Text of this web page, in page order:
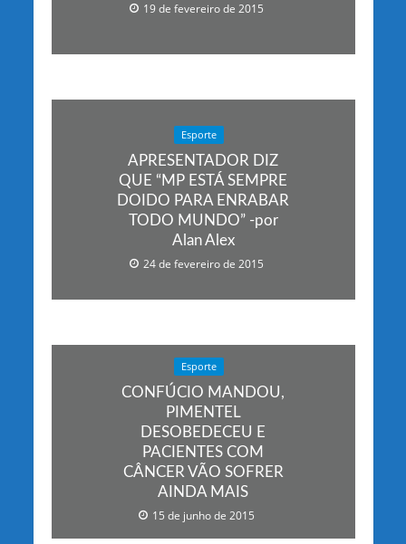
19 de fevereiro de 2015
Esporte
APRESENTADOR DIZ
QUE “MP ESTÁ SEMPRE
DOIDO PARA ENRABAR
TODO MUNDO” -por
Alan Alex
24 de fevereiro de 2015
Esporte
CONFÚCIO MANDOU,
PIMENTEL
DESOBEDECEU E
PACIENTES COM
CÂNCER VÃO SOFRER
AINDA MAIS
15 de junho de 2015